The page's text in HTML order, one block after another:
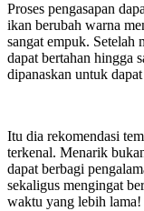
Proses pengasapan
ikan berubah warna
sangat empuk. Setelah
dapat bertahan hingga
dipanaskan untuk
Itu dia rekomendasi
terkenal. Menarik
dapat berbagi
sekaligus mengingat
waktu yang lebih lama!